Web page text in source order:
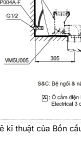
kĩ thuật của Bồn